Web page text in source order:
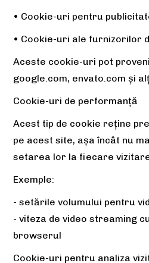
• Cookie-uri pentru
• Cookie-uri ale furnizorilor
Aceste cookie-uri pot
google.com, envato.com și
Cookie-uri de performanță
Acest tip de cookie reține
pe acest site, așa încât nu
setarea lor la fiecare
Exemple:
- setările volumului pentru
- viteza de video streaming
browserul
Cookie-uri pentru analiza